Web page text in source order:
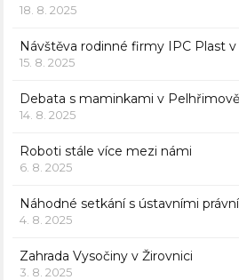
18. 8. 2025
Návštěva rodinné firmy IPC Plast v
15. 8. 2025
Debata s maminkami v Pelhřimově
14. 8. 2025
Roboti stále více mezi námi
6. 8. 2025
Náhodné setkání s ústavními
4. 8. 2025
Zahrada Vysočiny v Žirovnici
3. 8. 2025